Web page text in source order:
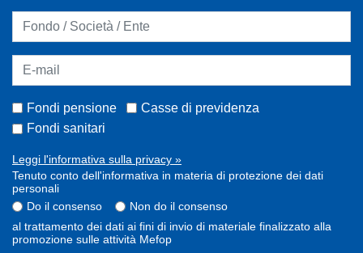
Fondi pensione
Casse di previdenza
Fondi sanitari
Leggi l'informativa sulla privacy »
Tenuto conto dell'informativa in materia di protezione dei dati
personali
Do il consenso
Non do il consenso
al trattamento dei dati ai fini di invio di materiale finalizzato alla
promozione sulle attività Mefop